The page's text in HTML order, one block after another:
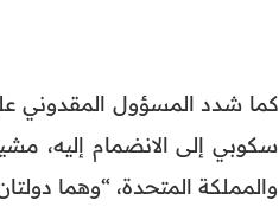
كما شدد المسؤول المقدوني
سكوبي إلى الانضمام إليه،
والمملكة المتحدة، “وهما